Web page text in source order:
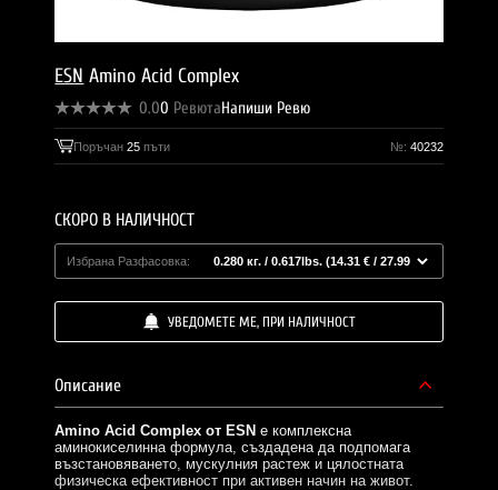
ESN Amino Acid Complex
0.00 РевютаНапиши Ревю
Поръчан25 пъти №: 40232
СКОРО В НАЛИЧНОСТ
Избрана Разфасовка:
УВЕДОМЕТЕ МЕ, ПРИ НАЛИЧНОСТ
Описание
Amino Acid Complex от ESN е комплексна
аминокиселинна формула, създадена да подпомага
възстановяването, мускулния растеж и цялостната
физическа ефективност при активен начин на живот.